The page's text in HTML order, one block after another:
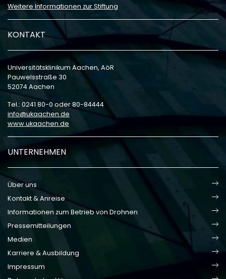
Weitere Informationen zur Stiftung
KONTAKT
Universitätsklinikum Aachen, AöR
Pauwelsstraße 30
52074 Aachen
Tel.: 0241 80-0 oder 80-84444
info
ukaachen de
www.ukaachen.de
UNTERNEHMEN
Über uns
Kontakt & Anreise
Informationen zum Betrieb von Drohnen
Pressemitteilungen
Medien
Karriere & Ausbildung
Impressum